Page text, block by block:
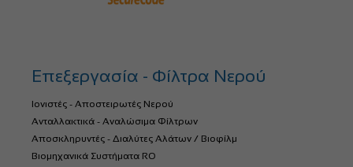
Επεξεργασία - Φίλτρα Νερού
Ιονιστές - Αποστειρωτές Νερού
Ανταλλακτικά - Αναλώσιμα Φίλτρων
Αποσκληρυντές - Διαλύτες Αλάτων / Βιοφίλμ
Βιομηχανικά Συστήματα RO